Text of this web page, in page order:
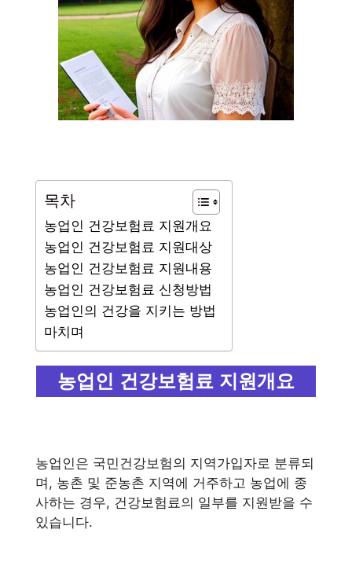
목차
농업인 건강보험료 지원개요
농업인 건강보험료 지원대상
농업인 건강보험료 지원내용
농업인 건강보험료 신청방법
농업인의 건강을 지키는 방법
마치며
농업인 건강보험료 지원개요
농업인은 국민건강보험의 지역가입자로 분류되
며, 농촌 및 준농촌 지역에 거주하고 농업에 종
사하는 경우, 건강보험료의 일부를 지원받을 수
있습니다.